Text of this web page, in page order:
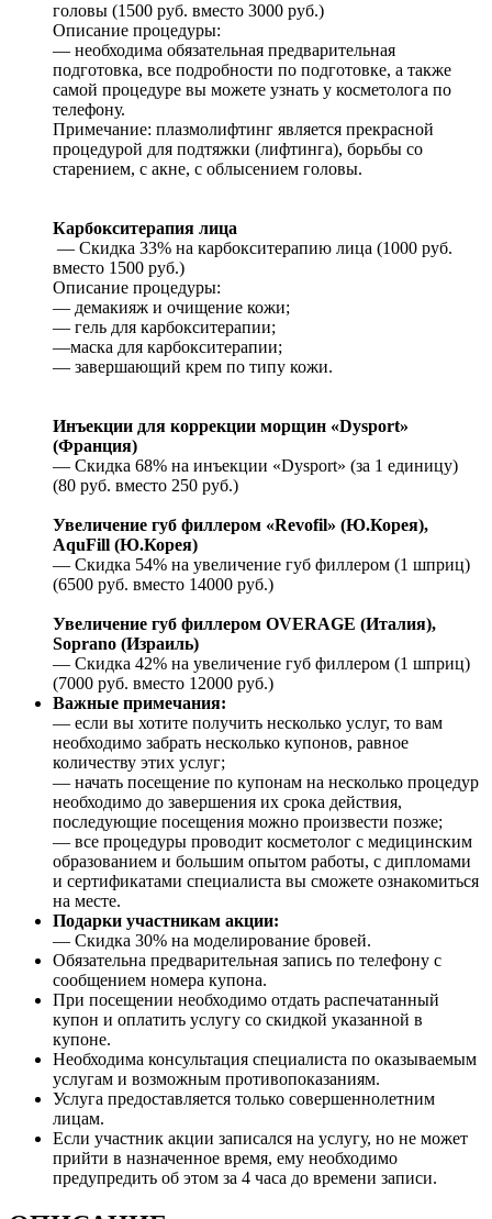
головы (1500 руб. вместо 3000 руб.)
Описание процедуры:
— необходима обязательная предварительная
подготовка, все подробности по подготовке, а также
самой процедуре вы можете узнать у косметолога по
телефону.
Примечание: плазмолифтинг является прекрасной
процедурой для подтяжки (лифтинга), борьбы со
старением, с акне, с облысением головы.
Карбокситерапия лица
— Скидка 33% на карбокситерапию лица (1000 руб.
вместо 1500 руб.)
Описание процедуры:
— демакияж и очищение кожи;
— гель для карбокситерапии;
—маска для карбокситерапии;
— завершающий крем по типу кожи.
Инъекции для коррекции морщин «Dysport»
(Франция)
— Скидка 68% на инъекции «Dysport» (за 1 единицу)
(80 руб. вместо 250 руб.)
Увеличение губ филлером «Revofil» (Ю.Корея),
AquFill (Ю.Корея)
— Скидка 54% на увеличение губ филлером (1 шприц)
(6500 руб. вместо 14000 руб.)
Увеличение губ филлером OVERAGE (Италия),
Soprano (Израиль)
— Скидка 42% на увеличение губ филлером (1 шприц)
(7000 руб. вместо 12000 руб.)
Важные примечания:
— если вы хотите получить несколько услуг, то вам
необходимо забрать несколько купонов, равное
количеству этих услуг;
— начать посещение по купонам на несколько процедур
необходимо до завершения их срока действия,
последующие посещения можно произвести позже;
— все процедуры проводит косметолог с медицинским
образованием и большим опытом работы, с дипломами
и сертификатами специалиста вы сможете ознакомиться
на месте.
Подарки участникам акции:
— Скидка 30% на моделирование бровей.
Обязательна предварительная запись по телефону с
сообщением номера купона.
При посещении необходимо отдать распечатанный
купон и оплатить услугу со скидкой указанной в
купоне.
Необходима консультация специалиста по оказываемым
услугам и возможным противопоказаниям.
Услуга предоставляется только совершеннолетним
лицам.
Если участник акции записался на услугу, но не может
прийти в назначенное время, ему необходимо
предупредить об этом за 4 часа до времени записи.